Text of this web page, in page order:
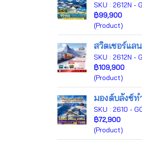
SKU : 2612N -
฿99,900
(Product)
สวิตเซอร์แล
SKU : 2612N -
฿109,900
(Product)
มองต์บลังซ์ท
SKU : 2610 -
฿72,900
(Product)